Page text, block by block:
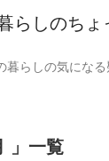
らしのちょ
暮らしの気にな
」一覧